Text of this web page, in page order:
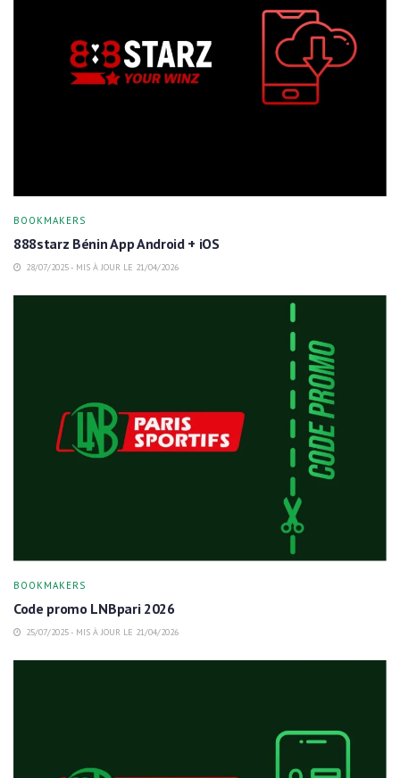
BOOKMAKERS
888starz Bénin App Android + iOS
28/07/2025 - MIS À JOUR LE 21/04/2026
BOOKMAKERS
Code promo LNBpari 2026
25/07/2025 - MIS À JOUR LE 21/04/2026